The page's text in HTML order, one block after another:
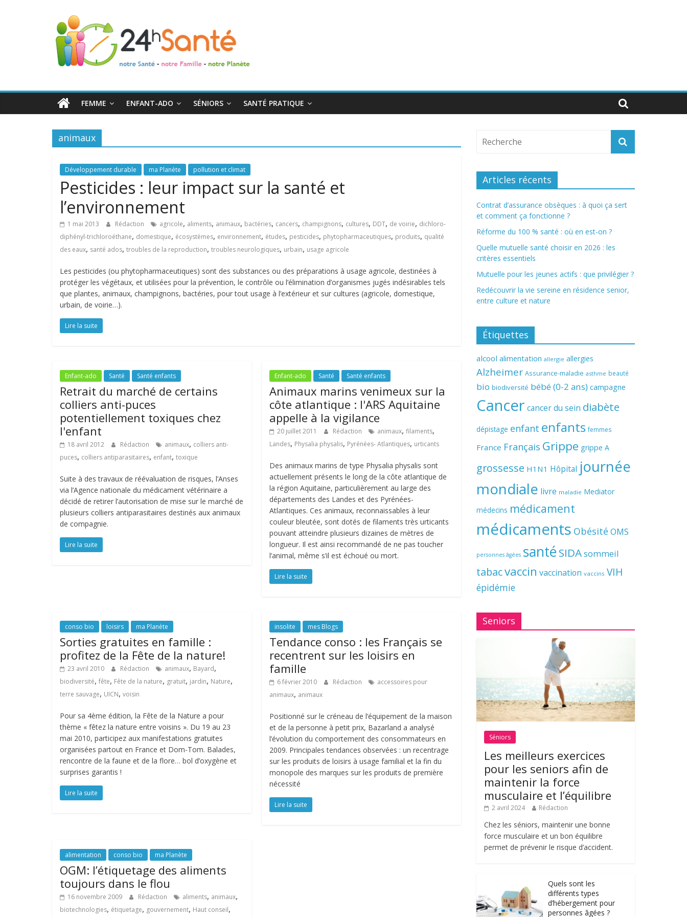
24h
Santé
toute
famille
FEMME ENFANT-ADO SÉNIORS SANTÉ PRATIQUE
animaux
Développement durable ma Planète pollution et climat
Pesticides : leur impact sur la santé et
l’environnement
1 mai 2013 Rédaction agricole, aliments, animaux, bactéries, cancers, champignons, cultures, DDT, de voirie, dichloro-
diphényl-trichloroéthane, domestique, écosystèmes, environnement, études, pesticides, phytopharmaceutiques, produits, qualité
des eaux, santé ados, troubles de la reproduction, troubles neurologiques, urbain, usage agricole
Les pesticides (ou phytopharmaceutiques) sont des substances ou des préparations à usage agricole, destinées à
protéger les végétaux, et utilisées pour la prévention, le contrôle ou l’élimination d’organismes jugés indésirables tels
que plantes, animaux, champignons, bactéries, pour tout usage à l’extérieur et sur cultures (agricole, domestique,
urbain, de voirie…).
Lire la suite
Enfant-ado Santé Santé enfants
Retrait du marché de certains
colliers anti-puces
potentiellement toxiques chez
l'enfant
18 avril 2012 Rédaction animaux, colliers anti-
puces, colliers antiparasitaires, enfant, toxique
Suite à des travaux de réévaluation de risques, l’Anses
via l’Agence nationale du médicament vétérinaire a
décidé de retirer l’autorisation de mise sur le marché de
plusieurs colliers antiparasitaires destinés aux animaux
de compagnie.
Lire la suite
Enfant-ado Santé Santé enfants
Animaux marins venimeux sur la
côte atlantique : l'ARS Aquitaine
appelle à la vigilance
20 juillet 2011 Rédaction animaux,filaments,
Landes, Physalia physalis, Pyrénées- Atlantiques, urticants
Des animaux marins de type Physalia physalis sont
actuellement présents le long de la côte atlantique de
la région Aquitaine, particulièrement au large des
départements des Landes et des Pyrénées-
Atlantiques. Ces animaux, reconnaissables à leur
couleur bleutée, sont dotés de filaments très urticants
pouvant atteindre plusieurs dizaines de mètres de
longueur. Il est ainsi recommandé de ne pas toucher
l’animal, même s’il est échoué ou mort.
Lire la suite
conso bio loisirs ma Planète
Sorties gratuites en famille :
profitez de la Fête de la nature!
23 avril 2010 Rédaction animaux, Bayard,
biodiversité, fête, Fête de la nature, gratuit, jardin, Nature,
terre sauvage, UICN, voisin
Pour sa 4ème édition, la Fête de la Nature a pour
thème « fêtez la nature entre voisins ». Du 19 au 23
mai 2010, participez aux manifestations gratuites
organisées partout en France et Dom-Tom. Balades,
rencontre de la faune et de la flore… bol d’oxygène et
surprises garantis !
Lire la suite
insolite mes Blogs
Tendance conso : les Français se
recentrent sur les loisirs en
famille
6 février 2010 Rédaction
accessoires pour
animaux, animaux
Positionné sur le créneau de l’équipement de la maison
et de la personne à petit prix, Bazarland a analysé
l’évolution du comportement des consommateurs en
2009. Principales tendances observées : un recentrage
sur les produits de loisirs à usage familial et la fin du
monopole des marques sur les produits de première
nécessité
Lire la suite
alimentation conso bio ma Planète
OGM: l’étiquetage des aliments
toujours dans le flou
16 novembre 2009 Rédaction aliments, animaux,
biotechnologies, étiquetage, gouvernement, Haut conseil,
Articles récents
Contrat d’assurance obsèques : à quoi ça sert
et comment ça fonctionne ?
Réforme du 100 % santé : où en est-on ?
Quelle mutuelle santé choisir en 2026 : les
critères essentiels
Mutuelle pour les jeunes actifs : que privilégier ?
Redécouvrir la vie sereine en résidence senior,
entre culture et nature
Étiquettes
alcool alimentation allergie allergies
Alzheimer Assurance-maladie asthme beauté
bio biodiversité bébé (0-2 ans) campagne
Cancer cancer du sein diabète
dépistage enfant enfants femmes
France Français Grippe grippe A
grossesse H1N1 Hôpital journée
mondiale livre maladie Mediator
médecins médicament
médicaments Obésité OMS
personnes âgées santé SIDAsommeil
tabacvaccin vaccination vaccins VIH
épidémie
Seniors
Séniors
Les meilleurs exercices
pour les seniors afin de
maintenir la force
musculaire et l’équilibre
2 avril 2024 Rédaction
Chez les séniors, maintenir une bonne
force musculaire et un bon équilibre
permet de prévenir le risque d’accident.
Quels sont les
différents types
d’hébergement pour
personnes âgées ?